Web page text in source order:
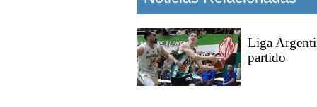
Liga
partido